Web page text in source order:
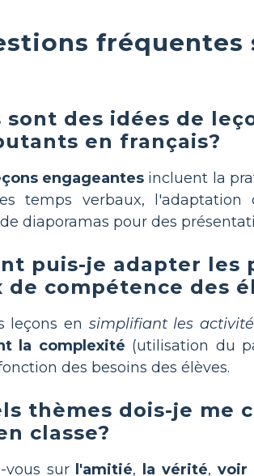
fréquentes
sont des idées de
en français?
engageantesincluent la
temps verbaux,
diaporamas pour des
puis-je adapter
de compétence des
leçons en simplifiant les
la complexité (utilisation du
des besoins des élèves.
thèmes dois-je me
classe?
vous sur l'amitié, la vérité, voir